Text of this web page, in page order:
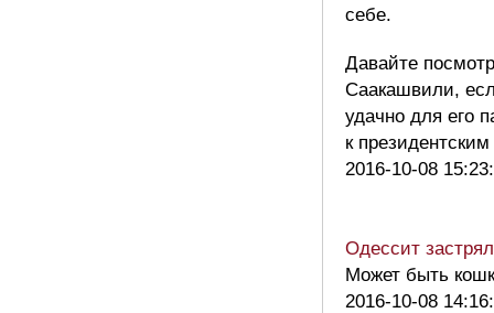
себе.
Давайте
Саакашвили,
удачно для его
к
2016-10-08
Одессит
Может быть
2016-10-08